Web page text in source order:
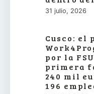
31 julio, 2026
Cusco: el
por la
primera
240 mil
196